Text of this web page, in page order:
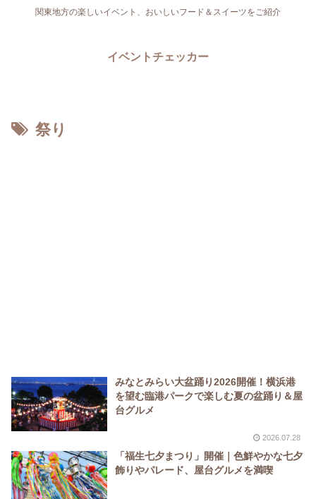
関東地方の楽しいイベント、おいしいフード＆スイーツをご紹介
イベントチェッカー
祭り
みなとみらい大盆踊り2026開催！横浜港
を望む臨港パークで楽しむ夏の盆踊り＆屋
台グルメ
2026.07.28
「福生七夕まつり」開催｜色鮮やかな七夕
飾りやパレード、屋台グルメを満喫